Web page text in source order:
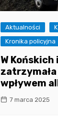
Aktualności
Kronika policyjna
W
wpływem
7 marca 2025